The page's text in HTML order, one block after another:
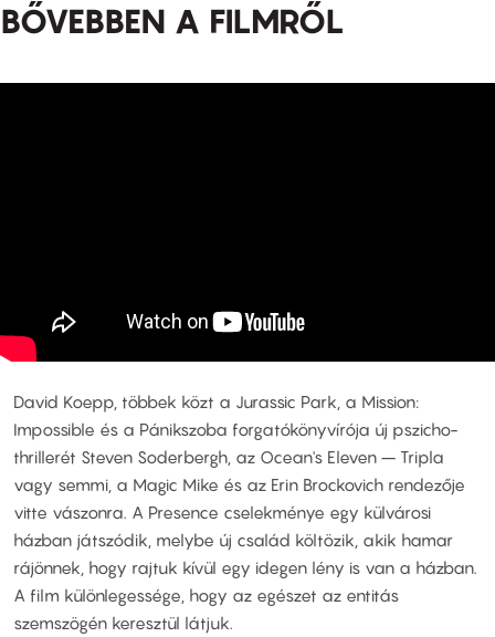
BŐVEBBEN A FILMRŐL
David Koepp, többek közt a Jurassic Park, a Mission:
Impossible és a Pánikszoba forgatókönyvírója új pszicho-
thrillerét Steven Soderbergh, az Ocean's Eleven – Tripla
vagy semmi, a Magic Mike és az Erin Brockovich rendezője
vitte vászonra. A Presence cselekménye egy külvárosi
házban játszódik, melybe új család költözik, akik hamar
rájönnek, hogy rajtuk kívül egy idegen lény is van a házban.
A film különlegessége, hogy az egészet az entitás
szemszögén keresztül látjuk.